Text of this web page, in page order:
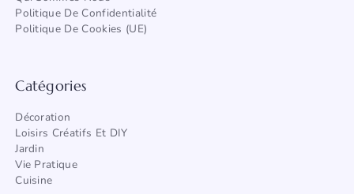
Politique De Confidentialité
Politique De Cookies (UE)
Catégories
Décoration
Loisirs Créatifs Et DIY
Jardin
Vie Pratique
Cuisine